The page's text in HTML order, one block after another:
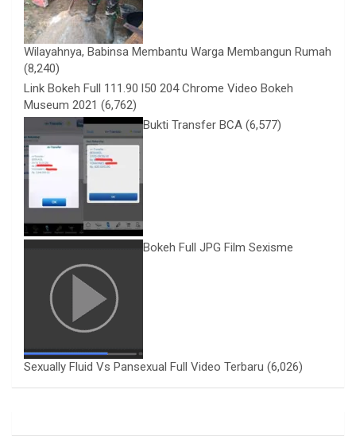
Wilayahnya, Babinsa Membantu Warga Membangun Rumah
(8,240)
Link Bokeh Full 111.90 l50 204 Chrome Video Bokeh
Museum 2021 (6,762)
Bukti Transfer BCA (6,577)
Bokeh Full JPG Film Sexisme
Sexually Fluid Vs Pansexual Full Video Terbaru (6,026)